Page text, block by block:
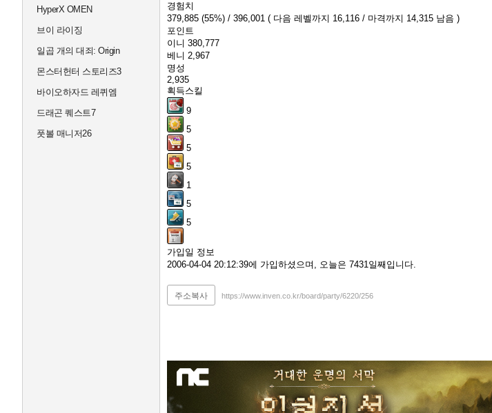
HyperX OMEN
브이 라이징
일곱 개의 대죄: Origin
몬스터헌터 스토리즈3
바이오하자드 레퀴엠
드래곤 퀘스트7
풋볼 매니저26
경험치
379,885 (55%) / 396,001 ( 다음 레벨까지 16,116 / 마격까지 14,315 남음 )
포인트
이니 380,777
베니 2,967
명성
2,935
획득스킬
9
5
5
5
1
5
5
가입일 정보
2006-04-04 20:12:39에 가입하셨으며, 오늘은 7431일째입니다.
주소복사 https://www.inven.co.kr/board/party/6220/256